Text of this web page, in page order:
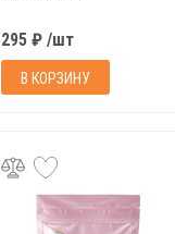
295 ₽ /шт
В КОРЗИНУ